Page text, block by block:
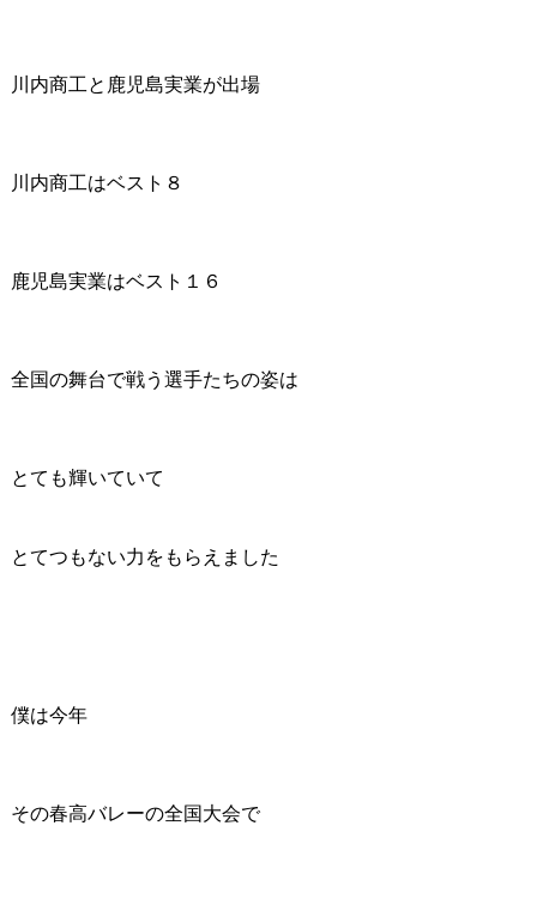
川内商工と鹿児島実業が出場
川内商工はベスト８
鹿児島実業はベスト１６
全国の舞台で戦う選手たちの姿は
とても輝いていて
とてつもない力をもらえました
僕は今年
その春高バレーの全国大会で